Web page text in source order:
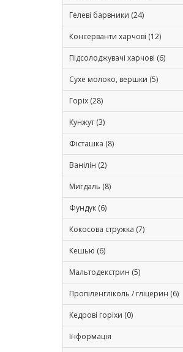
Гелеві барвники (24)
Консерванти харчові (12)
Підсолоджувачі харчові (6)
Сухе молоко, вершки (5)
Горіх (28)
Кунжут (3)
Фісташка (8)
Ванілін (2)
Мигдаль (8)
Фундук (6)
Кокосова стружка (7)
Кешью (6)
Мальтодекстрин (5)
Пропіленгліколь / гліцерин (6)
Кедрові горіхи (0)
Інформація